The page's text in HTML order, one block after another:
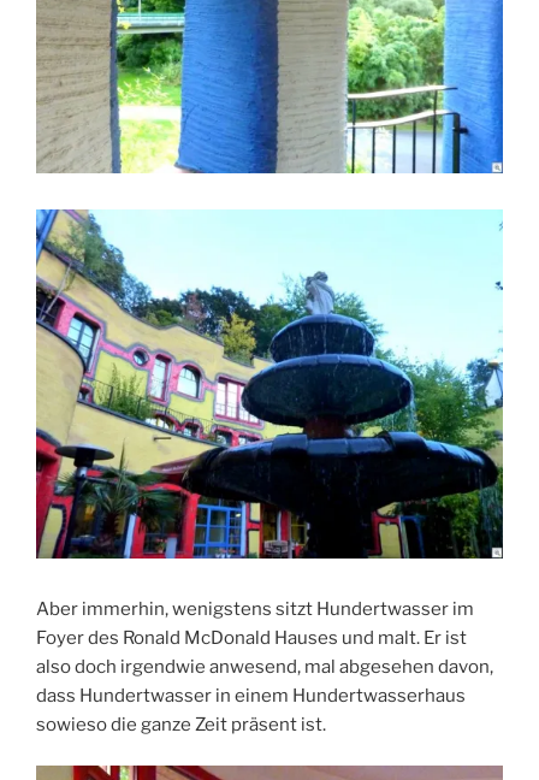
Aber immerhin, wenigstens sitzt Hundertwasser im
Foyer des Ronald McDonald Hauses und malt. Er ist
also doch irgendwie anwesend, mal abgesehen davon,
dass Hundertwasser in einem Hundertwasserhaus
sowieso die ganze Zeit präsent ist.